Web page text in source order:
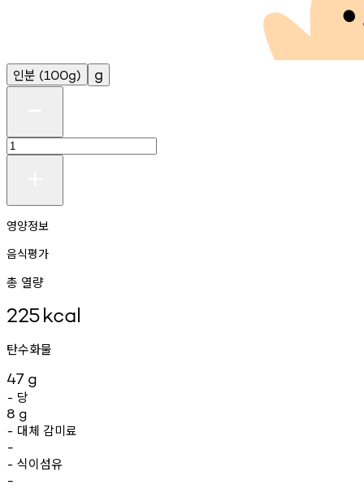
인분 (100g) g
영양정보
음식평가
총 열량
225kcal
탄수화물
47 g
- 당
8 g
- 대체 감미료
-
- 식이섬유
-